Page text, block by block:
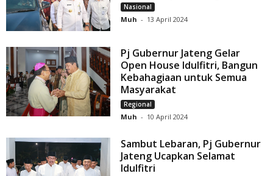
Nasional
Muh - 13 April 2024
Pj Gubernur Jateng Gelar
Open House Idulfitri, Bangun
Kebahagiaan untuk Semua
Masyarakat
Regional
Muh - 10 April 2024
Sambut Lebaran, Pj Gubernur
Jateng Ucapkan Selamat
Idulfitri